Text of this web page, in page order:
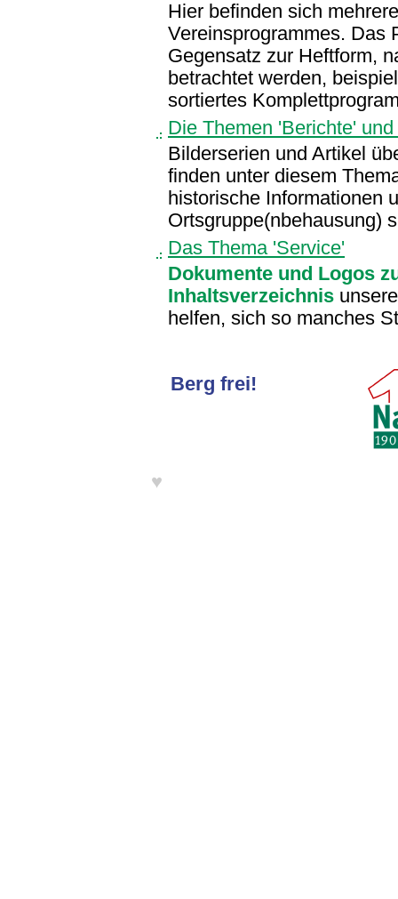
Hier befinden sich
Vereinsprogrammes. Das
Gegensatz zur Heftform,
betrachtet werden,
sortiertes
Die Themen 'Berichte'
Bilderserien und Artikel
finden unter diesem
historische Informationen
Ortsgruppe(nbehausung)
Das Thema 'Service'
Dokumente und Logos
Inhaltsverzeichnis
helfen, sich so manches
Berg frei!
♥